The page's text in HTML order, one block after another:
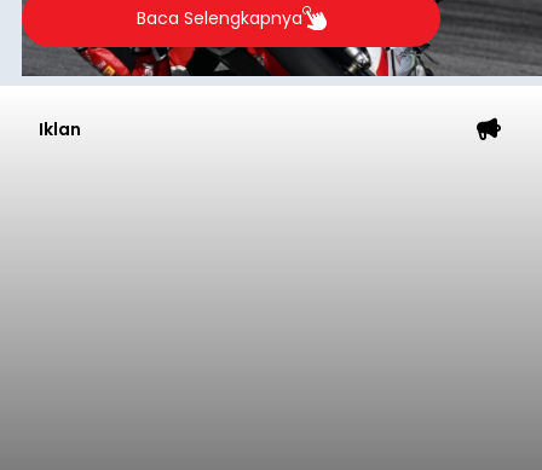
Baca Selengkapnya
Iklan